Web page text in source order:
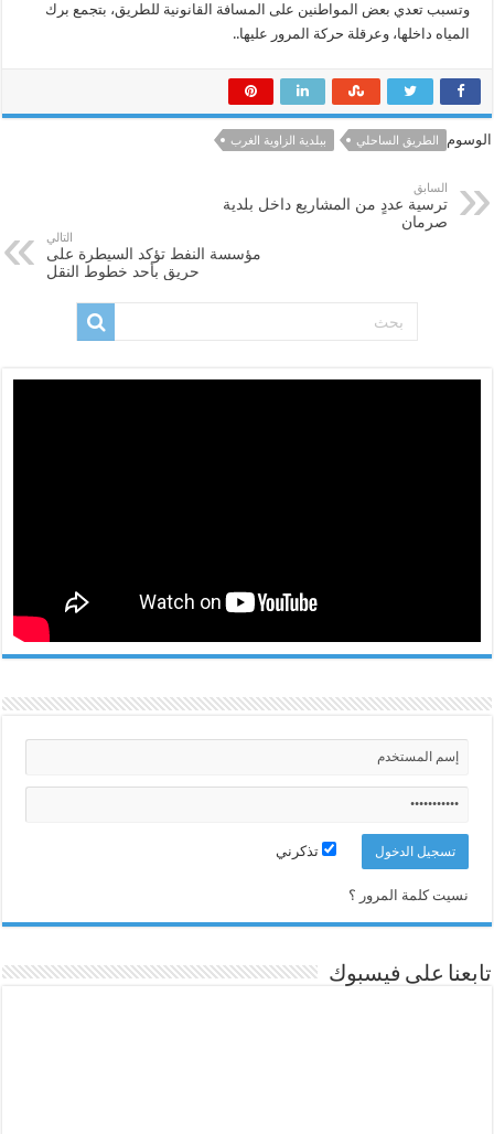
وتسبب تعدي بعض المواطنين على المسافة القانونية للطريق، بتجمع برك
المياه داخلها، وعرقلة حركة المرور عليها..
الوسوم الطريق الساحلي ببلدية الزاوية الغرب
السابق
ترسية عددٍ من المشاريع داخل بلدية
صرمان
التالي
مؤسسة النفط تؤكد السيطرة على
حريق بأحد خطوط النقل
تذكرني
نسيت كلمة المرور ؟
تابعنا على فيسبوك